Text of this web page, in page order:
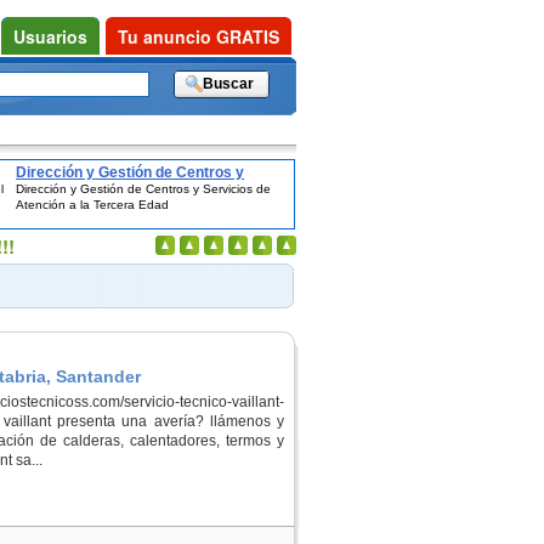
Dirección y Gestión de Centros y
Servicios de Atención a la Tercera
Edad
Dirección y Gestión de Centros y Servicios de
Atención a la Tercera Edad
Santander
servicio-tecnico-vaillant-
presenta una avería? llámenos y
de calderas, calentadores, termos y
sa...
Usuarios Tu anuncio GRATIS